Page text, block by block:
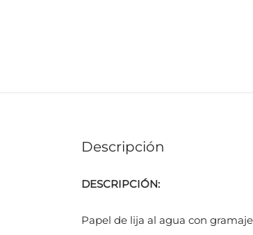
Descripción
DESCRIPCIÓN:
Papel de lija al agua con